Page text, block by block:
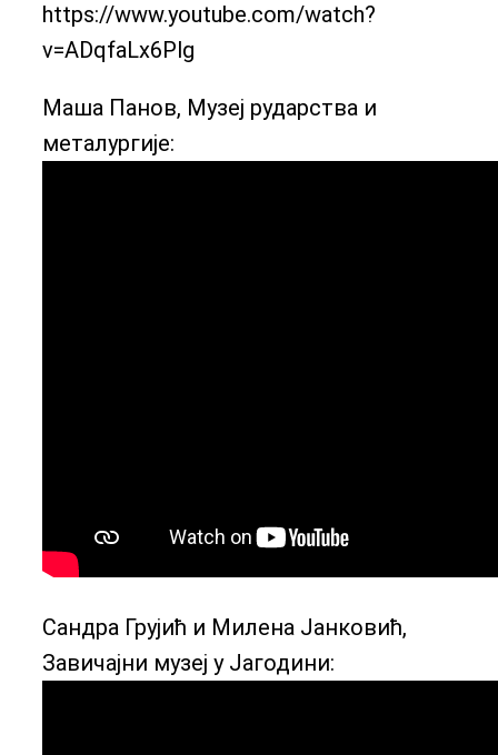
https://www.youtube.com/watch?
v=ADqfaLx6Plg
Маша Панов, Музеј рударства и
металургије:
Сандра Грујић и Милена Јанковић,
Завичајни музеј у Јагодини: